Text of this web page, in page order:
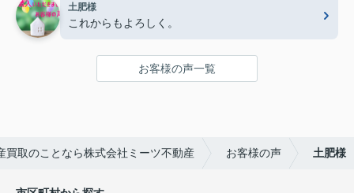
土肥様
これからもよろしく。
お客様の声一覧
買取のことなら株式会社ミーツ不動産 お客様の声 土肥様